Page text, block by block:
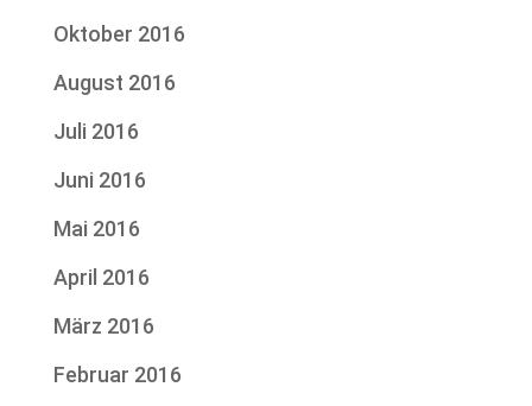
Oktober 2016
August 2016
Juli 2016
Juni 2016
Mai 2016
April 2016
März 2016
Februar 2016